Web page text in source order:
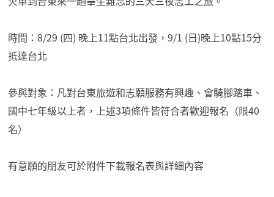
時間：8/29 (四) 晚上11點台北出發，9/1 (日)晚上10點15分
抵達台北
參與對象：凡對台東旅遊和志願服務有興趣、會騎腳踏車、
國中七年級以上者，上述3項條件皆符合者歡迎報名（限40
名）
有意願的朋友可於附件下載報名表與詳細內容